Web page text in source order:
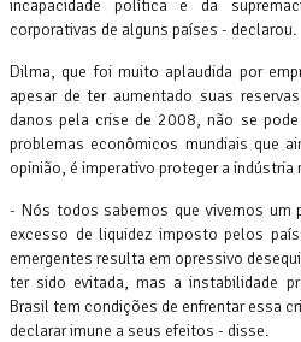
incapacidade política e da
corporativas de alguns países - declarou.
Dilma, que foi muito aplaudida por
apesar de ter aumentado suas
danos pela crise de 2008, não se
problemas econômicos mundiais que
opinião, é imperativo proteger a indústria
- Nós todos sabemos que vivemos um
excesso de liquidez imposto pelos
emergentes resulta em opressivo
ter sido evitada, mas a instabilidade
Brasil tem condições de enfrentar essa
declarar imune a seus efeitos - disse.